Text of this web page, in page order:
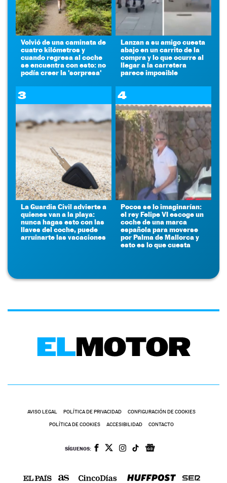
Volvió de una caminata de
cuatro kilómetros y
cuando regresa al coche
se encuentra con esto: no
podía creer la 'sorpresa'
Lanzan a su amigo cuesta
abajo en un carrito de la
compra y lo que ocurre al
llegar a la carretera
parece imposible
3
La Guardia Civil advierte a
quienes van a la playa:
nunca hagas esto con las
llaves del coche, puede
arruinarte las vacaciones
4
Pocos se lo imaginarían:
el rey Felipe VI escoge un
coche de una marca
española para moverse
por Palma de Mallorca y
esto es lo que cuesta
AVISO LEGAL POLÍTICA DE PRIVACIDAD CONFIGURACIÓN DE COOKIES
POLÍTICA DE COOKIES ACCESIBILIDAD CONTACTO
SÍGUENOS: